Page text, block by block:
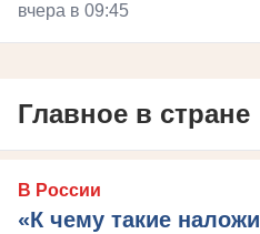
вчера в 09:45
Главное в стране
В России
«К чему такие